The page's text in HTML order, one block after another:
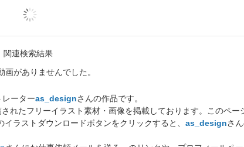
関連検索結果
画がありませんでした。
レーターas_designさんの作品です。
れたフリーイラスト素材・画像を掲載しております。このペー
イラストダウンロードボタンをクリックすると、 as_designさ